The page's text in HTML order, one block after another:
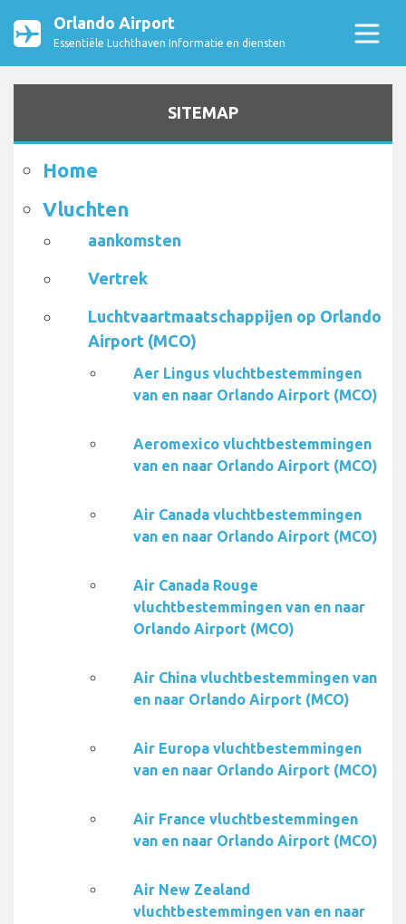
Orlando Airport
Essentiële Luchthaven Informatie en diensten
SITEMAP
Home
Vluchten
aankomsten
Vertrek
Luchtvaartmaatschappijen op Orlando
Airport (MCO)
Aer Lingus vluchtbestemmingen
van en naar Orlando Airport (MCO)
Aeromexico vluchtbestemmingen
van en naar Orlando Airport (MCO)
Air Canada vluchtbestemmingen
van en naar Orlando Airport (MCO)
Air Canada Rouge
vluchtbestemmingen van en naar
Orlando Airport (MCO)
Air China vluchtbestemmingen van
en naar Orlando Airport (MCO)
Air Europa vluchtbestemmingen
van en naar Orlando Airport (MCO)
Air France vluchtbestemmingen
van en naar Orlando Airport (MCO)
Air New Zealand
vluchtbestemmingen van en naar